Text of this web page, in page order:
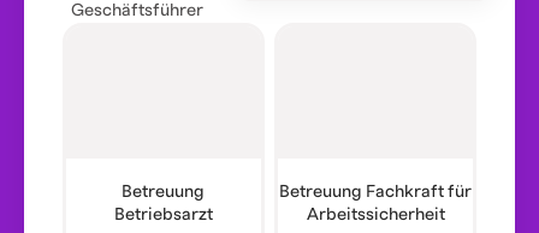
Geschäftsführer
Betreuung
Betriebsarzt
Betreuung Fachkraft für
Arbeitssicherheit